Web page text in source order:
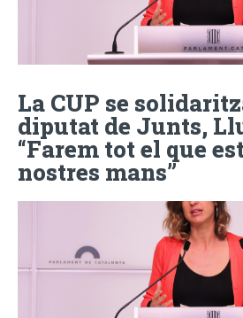
La CUP se
diputat de Junts,
“Farem tot el que
nostres mans”